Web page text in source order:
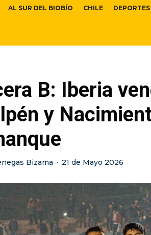
AL SUR DEL BIOBÍO CHILE DEPORTES
B: Iberia
y
Bizama · 21 de Mayo 2026